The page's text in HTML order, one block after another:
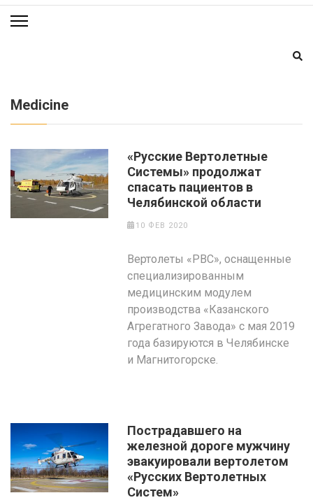
Medicine
«Русские Вертолетные
Системы» продолжат
спасать пациентов в
Челябинской области
10 ФЕВ 2020
Вертолеты «РВС», оснащенные
специализированным
медицинским модулем
производства «Казанского
Агрегатного Завода» с мая 2019
года базируются в Челябинске
и Магнитогорске.
Пострадавшего на
железной дороге мужчину
эвакуировали вертолетом
«Русских Вертолетных
Систем»